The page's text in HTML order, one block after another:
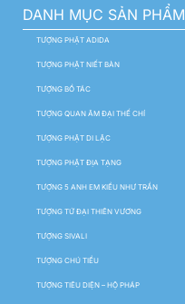
DANH MỤC SẢN PHẨM
TƯỢNG PHẬT ADIDA
TƯỢNG PHẬT NIẾT BÀN
TƯỢNG BỒ TÁC
TƯỢNG QUAN ÂM ĐẠI THẾ CHÍ
TƯỢNG PHẬT DI LẶC
TƯỢNG PHẬT ĐỊA TẠNG
TƯỢNG 5 ANH EM KIỀU NHƯ TRẦN
TƯỢNG TỨ ĐẠI THIÊN VƯƠNG
TƯỢNG SIVALI
TƯỢNG CHÚ TIỂU
TƯỢNG TIÊU DIỆN – HỘ PHÁP